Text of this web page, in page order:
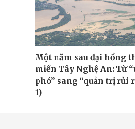
Một năm sau đại hồng
miền Tây Nghệ An: Từ
phó” sang “quản trị rủi
1)